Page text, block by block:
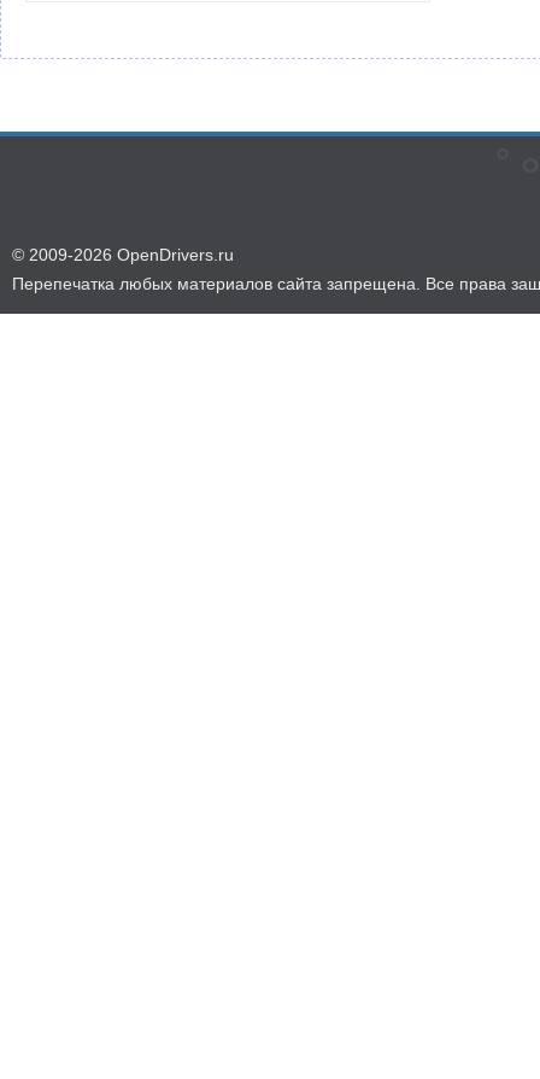
© 2009-2026 OpenDrivers.ru
Перепечатка любых материалов сайта запрещена. Все права